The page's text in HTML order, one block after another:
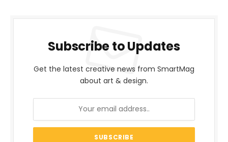
Subscribe to Updates
Get the latest creative news from SmartMag
about art & design.